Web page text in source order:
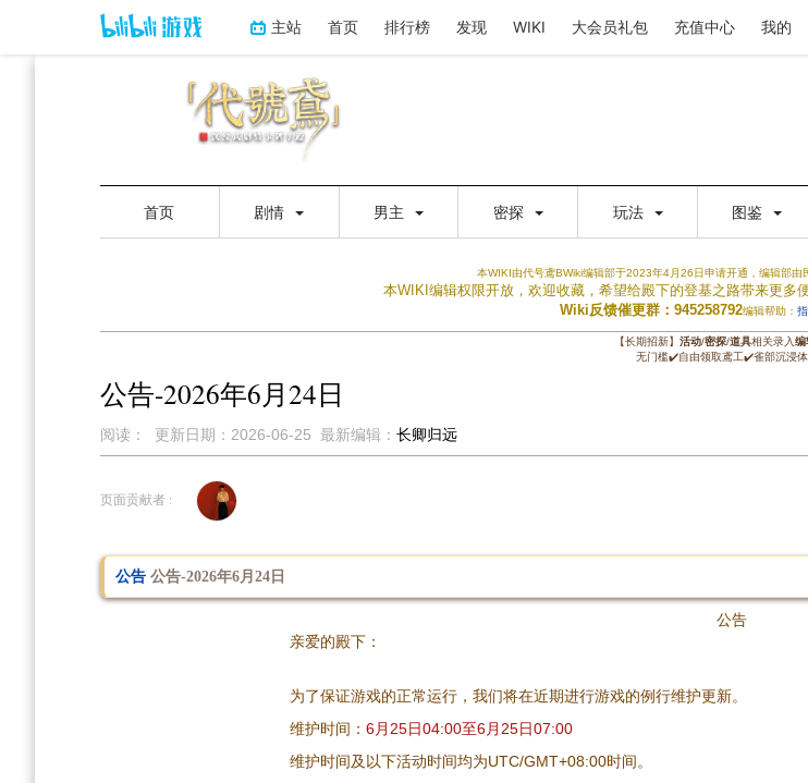
主站 首页 排行榜 发现 WIKI 大会员礼包 充值中心 我的
首页 剧情 男主 密探 玩法 图鉴
本WIKI由代号鸢BWiki编辑部于2023年4月26日申请开通，编辑部由
本WIKI编辑权限开放，欢迎收藏，希望给殿下的登基之路带来更多
Wiki反馈催更群：945258792编辑帮助：
【长期招新】 活动/密探/道具相关录入编
无门槛✔️自由领取鸢工✔️雀部沉浸
公告-2026年6月24日
阅读： 更新日期： 2026-06-25 最新编辑： 长卿归远
到
到
页面贡献者 :
公告 公告-2026年6月24日
公告
亲爱的殿下：
为了保证游戏的正常运行，我们将在近期进行游戏的例行维护更新。
维护时间： 6月25日04:00至6月25日07:00
维护时间及以下活动时间均为UTC/GMT+08:00时间。